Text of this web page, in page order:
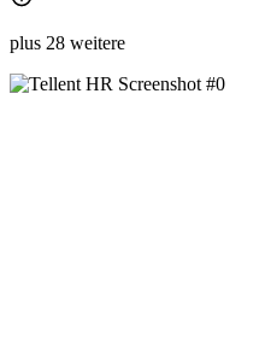
plus 28 weitere